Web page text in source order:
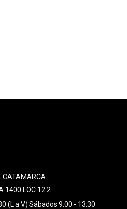
CATAMARCA
1400 LOC 12.2
(L a V) Sábados 9:00 - 13:30